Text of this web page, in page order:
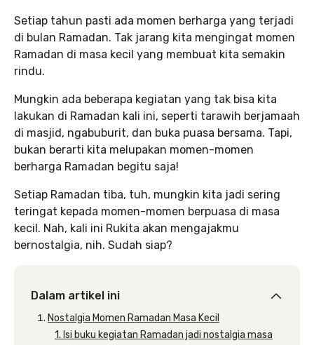
Setiap tahun pasti ada momen berharga yang terjadi
di bulan Ramadan. Tak jarang kita mengingat momen
Ramadan di masa kecil yang membuat kita semakin
rindu.
Mungkin ada beberapa kegiatan yang tak bisa kita
lakukan di Ramadan kali ini, seperti tarawih berjamaah
di masjid, ngabuburit, dan buka puasa bersama. Tapi,
bukan berarti kita melupakan momen-momen
berharga Ramadan begitu saja!
Setiap Ramadan tiba, tuh, mungkin kita jadi sering
teringat kepada momen-momen berpuasa di masa
kecil. Nah, kali ini Rukita akan mengajakmu
bernostalgia, nih. Sudah siap?
Dalam artikel ini
Nostalgia Momen Ramadan Masa Kecil
1. Isi buku kegiatan Ramadan jadi nostalgia masa